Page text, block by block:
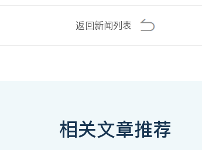
返回新闻列表
相关文章推荐